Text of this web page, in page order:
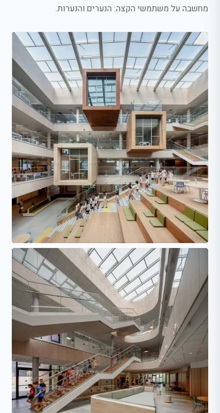
מחשבה על משתמשי הקצה: הנערים והנערות.